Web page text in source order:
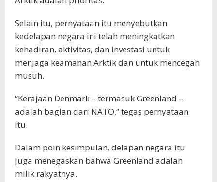
Selain itu, pernyataan itu menyebutkan
kedelapan negara ini telah meningkatkan
kehadiran, aktivitas, dan investasi untuk
menjaga keamanan Arktik dan untuk mencegah
musuh.
“Kerajaan Denmark – termasuk Greenland –
adalah bagian dari NATO,” tegas pernyataan
itu.
Dalam poin kesimpulan, delapan negara itu
juga menegaskan bahwa Greenland adalah
milik rakyatnya.